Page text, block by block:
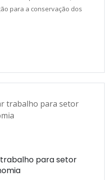
para a conservação dos
para setor